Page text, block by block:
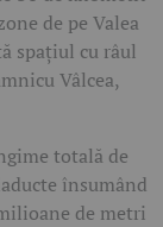
de pe Valea
spațiul cu râul
Vâlcea,
totală de
însumând
de metri